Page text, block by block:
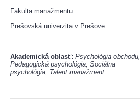
Fakulta manažmentu
Prešovská univerzita v Prešove
​Akademická oblasť: Psychológia obchodu,
Pedagogická psychológia, Sociálna
psychológia, Talent manažment